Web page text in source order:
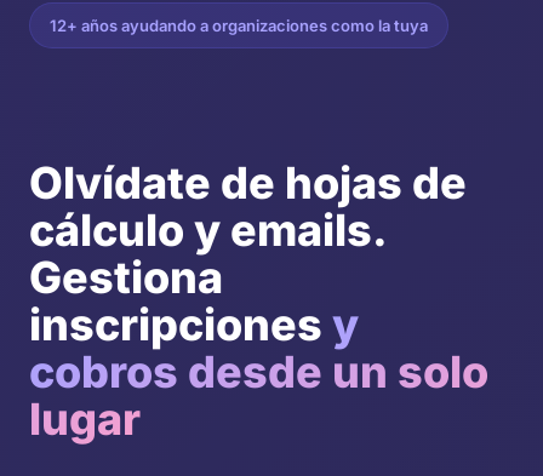
12+ años ayudando a organizaciones como la tuya
Olvídate de hojas de
cálculo y emails.
Gestiona
inscripciones y
cobros desde un solo
lugar